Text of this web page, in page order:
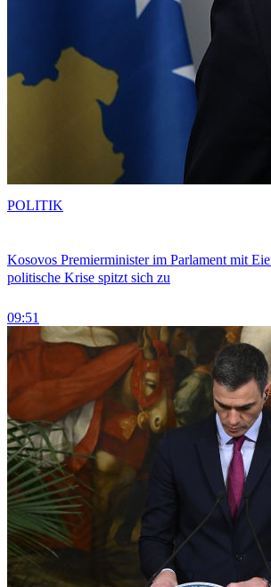
Kosovos Premierminister im Parlament mit
politische Krise spitzt sich zu
09:51
POLITIK